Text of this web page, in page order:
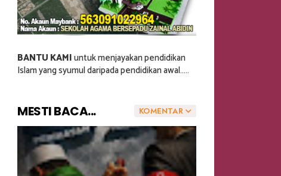
BANTU KAMIuntuk menjayakan pendidikan
Islam yang syumul daripada pendidikan awal.....
KOMENTAR
MESTI BACA...